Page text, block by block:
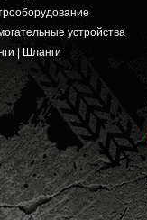
устройства
| Шланги